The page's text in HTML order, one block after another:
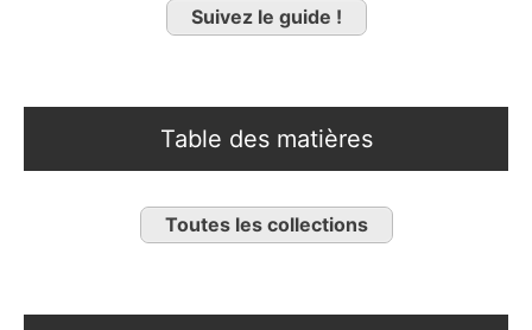
Suivez le guide !
Table des matières
Toutes les collections